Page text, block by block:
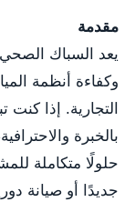
مقدمة
يعد السباك
وكفاءة أنظمة
التجارية. إذا
بالخبرة
حلولًا متكاملة
جديدًا أو صيانة